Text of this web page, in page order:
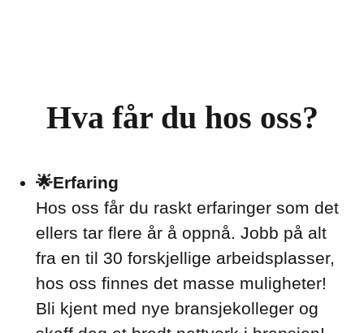
Hva får du hos oss?
🌟Erfaring
Hos oss får du raskt erfaringer som det
ellers tar flere år å oppnå. Jobb på alt
fra en til 30 forskjellige arbeidsplasser,
hos oss finnes det masse muligheter!
Bli kjent med nye bransjekolleger og